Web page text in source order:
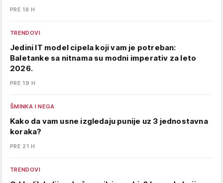
PRE 18 H
TRENDOVI
Jedini IT model cipela koji vam je potreban:
Baletanke sa nitnama su modni imperativ za leto
2026.
PRE 19 H
ŠMINKA I NEGA
Kako da vam usne izgledaju punije uz 3 jednostavna
koraka?
PRE 21 H
TRENDOVI